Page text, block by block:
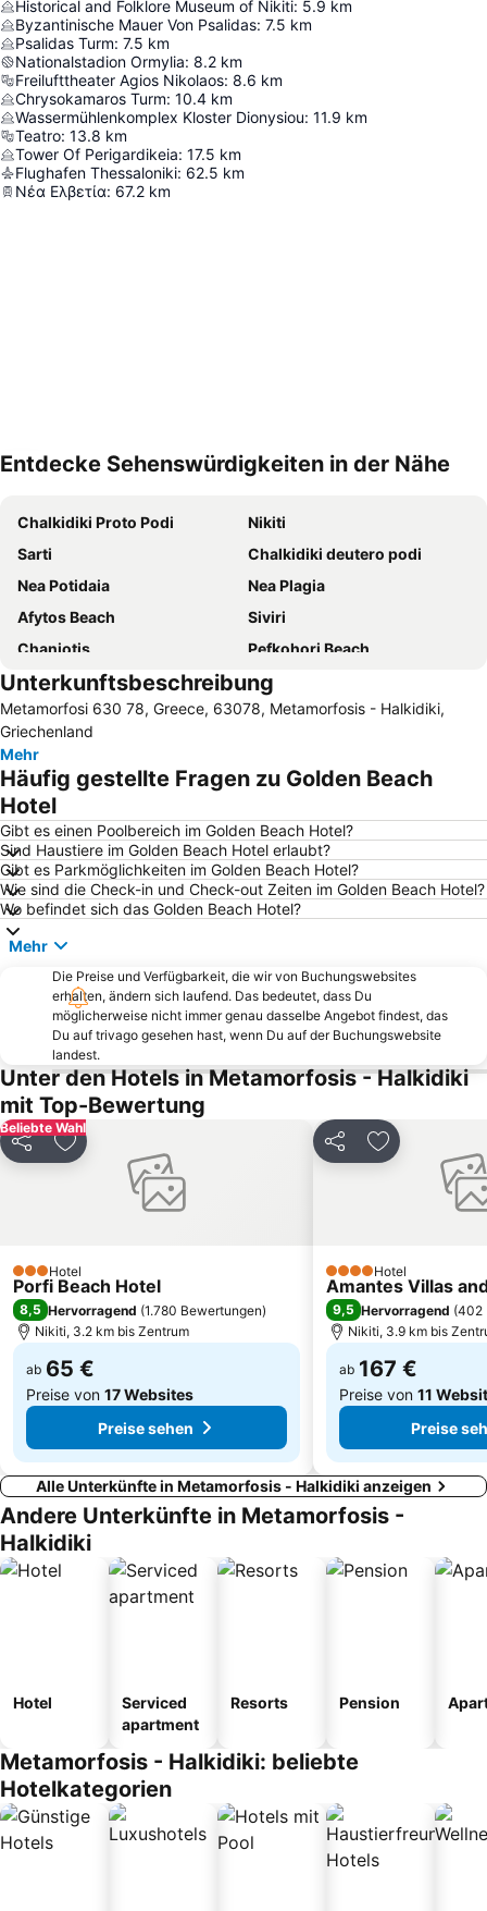
Historical and Folklore Museum of Nikiti: 5.9 km
Byzantinische Mauer Von Psalidas: 7.5 km
Psalidas Turm: 7.5 km
Nationalstadion Ormylia: 8.2 km
Freilufttheater Agios Nikolaos: 8.6 km
Chrysokamaros Turm: 10.4 km
Wassermühlenkomplex Kloster Dionysiou: 11.9 km
Teatro: 13.8 km
Tower Of Perigardikeia: 17.5 km
Flughafen Thessaloniki: 62.5 km
Νέα Ελβετία: 67.2 km
Entdecke Sehenswürdigkeiten in der Nähe
Chalkidiki Proto Podi
Nikiti
Sarti
Chalkidiki deutero podi
Nea Potidaia
Nea Plagia
Afytos Beach
Siviri
Chaniotis
Pefkohori Beach
Polychrono beach
Karidi Beach
Sunshine
Strand von Ouranoupolis
Afytos
Neos Marmaras
Strand von Olympiada
Porto Carras Grand Resort Golf Club
Kallithea
Toroni
Porto Koufo
Nea Skioni
Possidi
Ouranoupoli 3
Psakoudia
Fourka
Kriopigi
Strand Alikes Ammouliani
Elia 2
Nea Fokea beach
Potidea
Kalogria Beach
Karagatsia
Livrochio
Kloster Zografou
Kavourotripes
Sani Marina
Unterkunftsbeschreibung
Metamorfosi 630 78, Greece, 63078, Metamorfosis - Halkidiki,
Griechenland
Mehr
Häufig gestellte Fragen zu Golden Beach
Hotel
Gibt es einen Poolbereich im Golden Beach Hotel?
Sind Haustiere im Golden Beach Hotel erlaubt?
Gibt es Parkmöglichkeiten im Golden Beach Hotel?
Wie sind die Check-in und Check-out Zeiten im Golden Beach Hotel?
Wo befindet sich das Golden Beach Hotel?
Mehr
Die Preise und Verfügbarkeit, die wir von Buchungswebsites
erhalten, ändern sich laufend. Das bedeutet, dass Du
möglicherweise nicht immer genau dasselbe Angebot findest, das
Du auf trivago gesehen hast, wenn Du auf der Buchungswebsite
landest.
Unter den Hotels in Metamorfosis - Halkidiki
mit Top-Bewertung
Beliebte Wahl
Teilen Zu Favoriten hinzufügen
3 Sterne
Hotel
Porfi Beach Hotel
8,5 Hervorragend (1.780 Bewertungen)
Nikiti, 3.2 km bis Zentrum
ab 65 €
Preise von 17 Websites
Preise sehen
Teilen Zu Favoriten
4 SterneHotel
Amantes Villas
9,5 Hervorragend (402
Nikiti, 3.9 km bis
ab 167 €
Preise von 11
Preise
Alle Unterkünfte in Metamorfosis - Halkidiki anzeigen
Andere Unterkünfte in Metamorfosis -
Halkidiki
Hotel
Serviced
apartment
Resorts Pension
Metamorfosis - Halkidiki: beliebte
Hotelkategorien